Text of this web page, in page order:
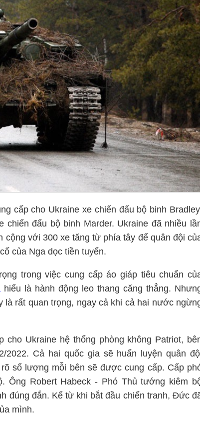
cấp cho Ukraine xe chiến đấu bộ binh
đấu bộ binh Marder. Ukraine đã nhiều
cộng với 300 xe tăng từ phía tây để quân đội
của Nga dọc tiền tuyến.
trong việc cung cấp áo giáp tiêu chuẩn
hiểu là hành động leo thang căng thẳng.
rất quan trọng, ngay cả khi cả hai nước
Ukraine hệ thống phòng không Patriot,
Cả hai quốc gia sẽ huấn luyện quân
số lượng mỗi bên sẽ được cung cấp. Cấp
Ông Robert Habeck - Phó Thủ tướng kiêm
đúng đắn. Kể từ khi bắt đầu chiến tranh, Đức
mình.